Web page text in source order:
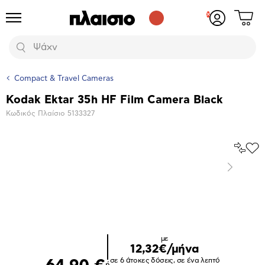
Προϊόντα
Αναζήτηση
Δες
Compact & Travel Cameras
Βασικά
Kodak Ektar 35h HF Film Camera Black
Κωδικός Πλαίσιο 5133327
Επόμενο
με
12,32€/μήνα
σε 6 άτοκες δόσεις, σε ένα λεπτό